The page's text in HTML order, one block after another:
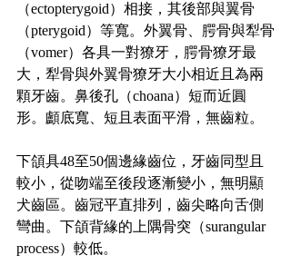
（ectopterygoid）相接，其後部與翼骨
（pterygoid）等寬。外翼骨、腭骨與犁骨
（vomer）各具一對獠牙，腭骨獠牙最
大，犁骨與外翼骨獠牙大小相近且為兩
顆牙齒。鼻後孔（choana）短而近圓
形。顱底寬、短且表面平滑，無齒粒。
下頜具48至50個邊緣齒位，牙齒同型且
較小，從吻端至後段逐漸變小，無明顯
犬齒區。齒冠平直排列，齒尖略向舌側
彎曲。下頜背緣的上隅骨突（surangular
process）較低。